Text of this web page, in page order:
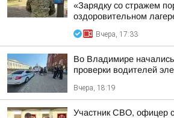
«Зарядку со стражем
оздоровительном
Вчера, 17:33
Во Владимире
проверки водителей
Вчера, 18:19
Участник СВО, офицер